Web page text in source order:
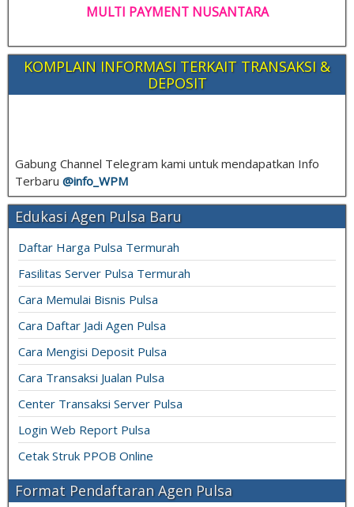
MULTI PAYMENT NUSANTARA
KOMPLAIN INFORMASI TERKAIT TRANSAKSI &
DEPOSIT
Gabung Channel Telegram kami untuk mendapatkan Info
Terbaru @info_ WPM
Edukasi Agen Pulsa Baru
Daftar Harga Pulsa Termurah
Fasilitas Server Pulsa Termurah
Cara Memulai Bisnis Pulsa
Cara Daftar Jadi Agen Pulsa
Cara Mengisi Deposit Pulsa
Cara Transaksi Jualan Pulsa
Center Transaksi Server Pulsa
Login Web Report Pulsa
Cetak Struk PPOB Online
Format Pendaftaran Agen Pulsa